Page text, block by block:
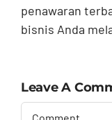
penawaran
bisnis Anda
Leave A